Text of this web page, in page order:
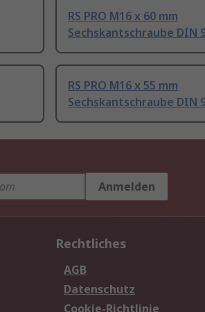
RS PRO M16 x 60 mm
Sechskantschraube DIN
RS PRO M16 x 55 mm
Sechskantschraube DIN
Anmelden
Rechtliches
AGB
Datenschutz
Cookie-Richtlinie